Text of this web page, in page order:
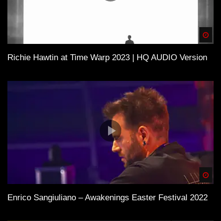
Richie Hawtin at Time Warp 2023 | HQ AUDIO Version
Enrico Sangiuliano – Awakenings Easter Festival 2022